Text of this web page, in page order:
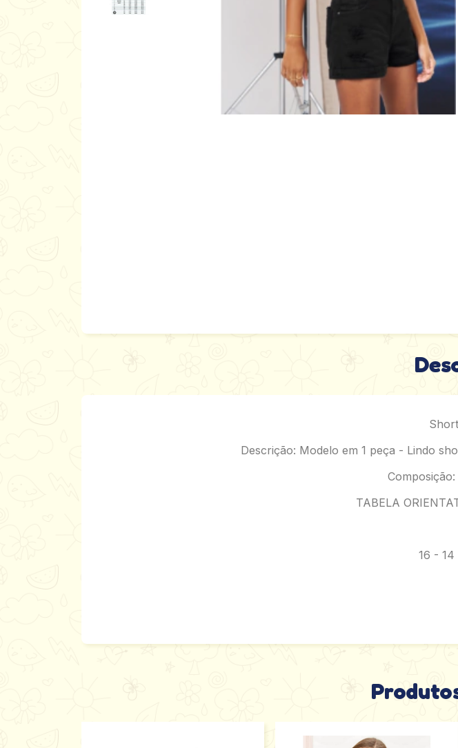
Descrição: Modelo em 1 peça - Lindo
TABELA
16 - 14